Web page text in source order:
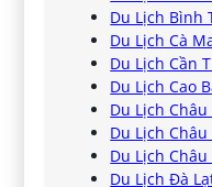
Du Lịch Bình
Du Lịch Cà
Du Lịch Cần
Du Lịch Cao
Du Lịch Châu
Du Lịch Châu
Du Lịch Châu
Du Lịch Đà